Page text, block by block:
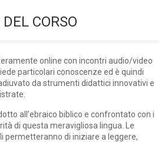
CORSO
online con incontri audio/video
particolari conoscenze ed è quindi
da strumenti didattici innovativi e
all’ebraico biblico e confrontato con i
di questa meravigliosa lingua. Le
permetteranno di iniziare a leggere,